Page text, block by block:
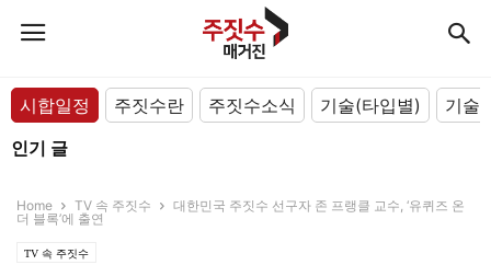
시합일정 주짓수란 주짓수소식 기술(타입별)
기술
인기 글
Home TV 속 주짓수
대한민국 주짓수 선구자 존 프랭클 교수, ‘유퀴즈 온
더 블록’에 출연
TV 속 주짓수